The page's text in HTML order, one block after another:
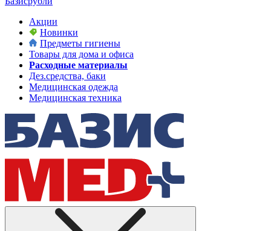
Акции
Новинки
Предметы гигиены
Товары для дома и офиса
Расходные материалы
Дез.средства, баки
Медицинская одежда
Медицинская техника